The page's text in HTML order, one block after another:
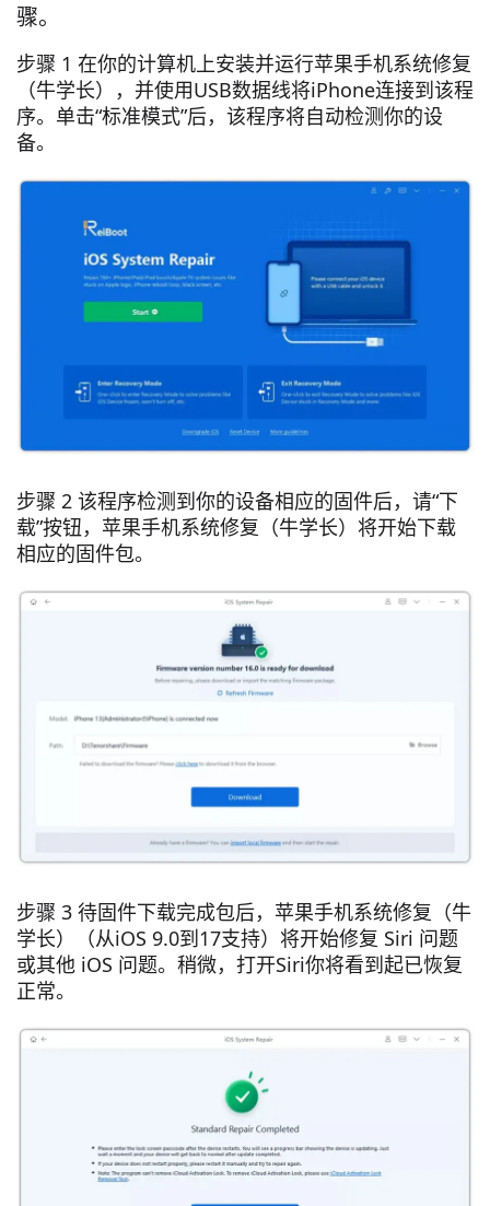
骤。
步骤 1 在你的计算机上安装并运行苹果手机系统修复
（牛学长），并使用USB数据线将iPhone连接到该程
序。单击“标准模式”后，该程序将自动检测你的设
备。
步骤 2 该程序检测到你的设备相应的固件后，请“下
载”按钮，苹果手机系统修复（牛学长）将开始下载
相应的固件包。
步骤 3 待固件下载完成包后，苹果手机系统修复（牛
学长）（从iOS 9.0到17支持）将开始修复 Siri 问题
或其他 iOS 问题。稍微，打开Siri你将看到起已恢复
正常。